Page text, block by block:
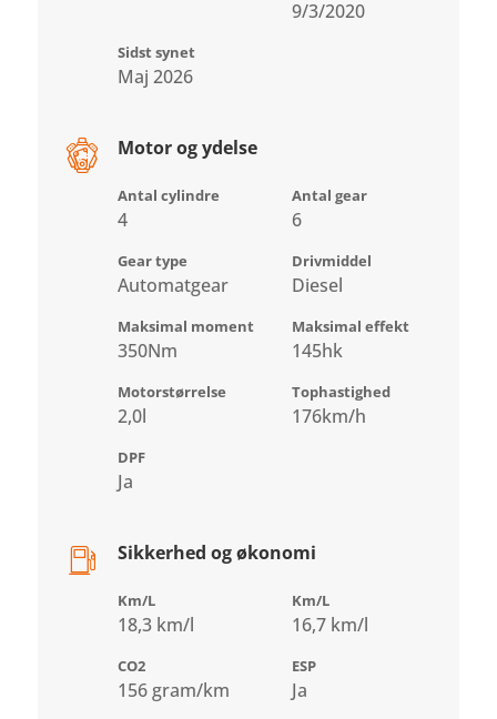
9/3/2020
Sidst synet
Maj 2026
Motor og ydelse
Antal cylindre
4
Antal gear
6
Gear type
Automatgear
Drivmiddel
Diesel
Maksimal moment
350Nm
Maksimal effekt
145hk
Motorstørrelse
2,0l
Tophastighed
176km/h
DPF
Ja
Sikkerhed og økonomi
Km/L
18,3 km/l
Km/L
16,7 km/l
CO2
156 gram/km
ESP
Ja